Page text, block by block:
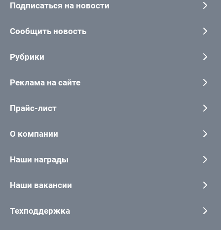
Подписаться на новости
Сообщить новость
Рубрики
Реклама на сайте
Прайс-лист
О компании
Наши награды
Наши вакансии
Техподдержка